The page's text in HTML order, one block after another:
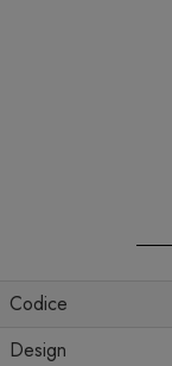
Codice
Design